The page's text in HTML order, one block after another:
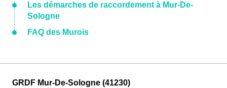
Les démarches de raccordement à Mur-De-
Sologne
FAQ des Murois
GRDF Mur-De-Sologne (41230)